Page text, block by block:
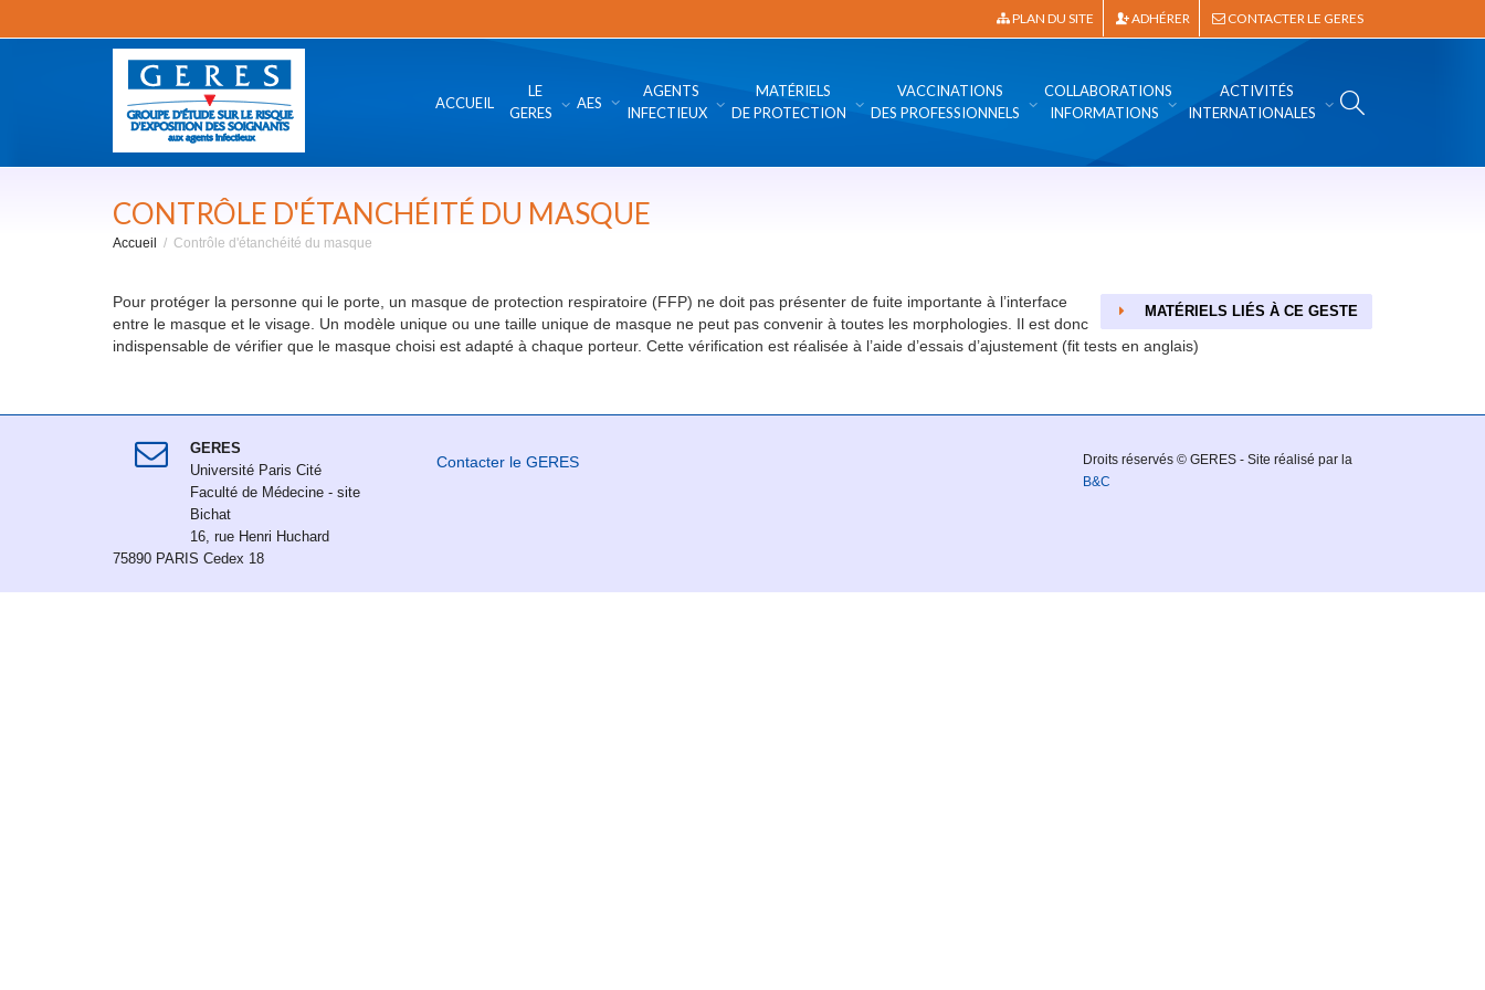
PLAN DU SITE ADHÉRER CONTACTER LE GERES
ACCUEIL
LE
GERES
AES
AGENTS
INFECTIEUX
MATÉRIELS
DE PROTECTION
VACCINATIONS
DES PROFESSIONNELS
COLLABORATIONS
INFORMATIONS
ACTIVITÉS
INTERNATIONALES
CONTRÔLE D'ÉTANCHÉITÉ DU MASQUE
Accueil Contrôle d'étanchéité du masque
MATÉRIELS LIÉS À CE GESTE
Pour protéger la personne qui le porte, un masque de protection respiratoire (FFP) ne doit pas présenter de fuite importante à l’interface
entre le masque et le visage. Un modèle unique ou une taille unique de masque ne peut pas convenir à toutes les morphologies. Il est donc
indispensable de vérifier que le masque choisi est adapté à chaque porteur. Cette vérification est réalisée à l’aide d’essais d’ajustement (fit tests en anglais)
GERES
Université Paris Cité
Faculté de Médecine - site
Bichat
16, rue Henri Huchard
75890 PARIS Cedex 18
Contacter le GERES
Droits réservés © GERES - Site réalisé par la
B&C